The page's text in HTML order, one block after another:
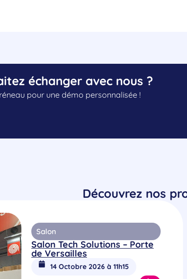
échanger avec nous ?
pour une démo personnalisée !
Découvrez nos
Salon
Salon Tech Solutions – Porte
de Versailles
14 Octobre 2026 à 11h15